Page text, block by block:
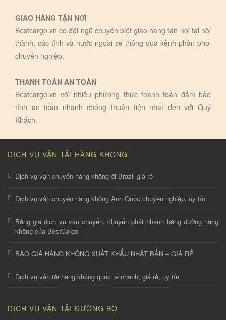
GIAO HÀNG TẬN NƠI
Bestcargo.vn có đội ngũ chuyên biệt giao hàng tận nơi tại nội
thành, các tỉnh và nước ngoài sẽ thông qua kênh phân phối
chuyên nghiệp.
THANH TOÁN AN TOÀN
Bestcargo.vn với nhiếu phương thức thanh toán đảm bảo
tính an toàn nhanh chóng thuận tiện nhất đến với Quý
Khách.
DỊCH VỤ VẬN TẢI HÀNG KHÔNG
Dịch vụ vận chuyển hàng không đi Brazil giá rẻ
Dịch vụ vận chuyển hàng không Anh Quốc chuyên nghiệp, uy tín
Bảng giá dịch vụ vận chuyển, chuyển phát nhanh bằng đường hàng
không của BestCargo
BÁO GIÁ HÀNG KHÔNG XUẤT KHẨU NHẬT BẢN – GIÁ RẺ
Dịch vụ vận tải hàng không quốc tế nhanh, giá rẻ, uy tín
DỊCH VỤ VẬN TẢI ĐƯỜNG BỘ